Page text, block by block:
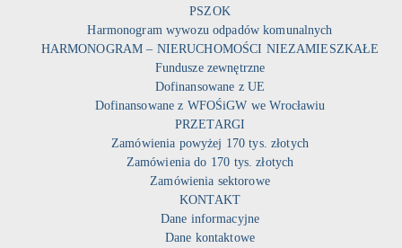
PSZOK
Harmonogram wywozu odpadów komunalnych
HARMONOGRAM – NIERUCHOMOŚCI NIEZAMIESZKAŁE
Fundusze zewnętrzne
Dofinansowane z UE
Dofinansowane z WFOŚiGW we Wrocławiu
PRZETARGI
Zamówienia powyżej 170 tys. złotych
Zamówienia do 170 tys. złotych
Zamówienia sektorowe
KONTAKT
Dane informacyjne
Dane kontaktowe